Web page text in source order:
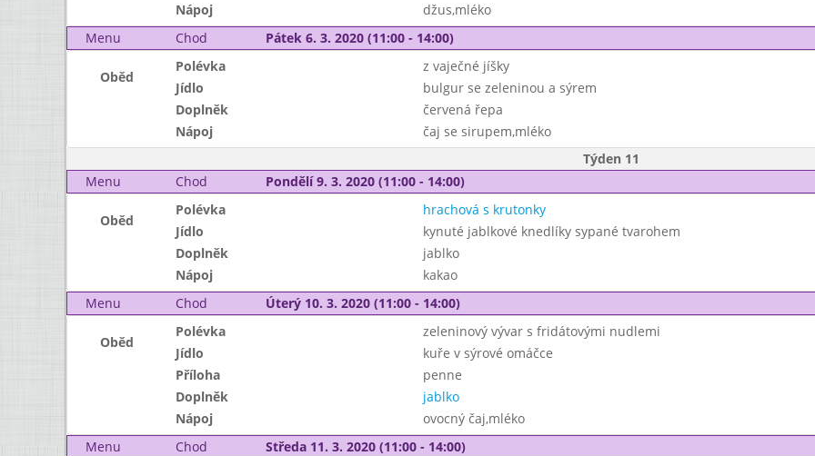
Nápoj
džus,mléko
Menu
Chod Pátek 6. 3. 2020 (11:00 - 14:00)
Oběd
Polévka
z vaječné jíšky
Jídlo
bulgur se zeleninou a sýrem
Doplněk
červená řepa
Nápoj
čaj se sirupem,mléko
Týden 11
Menu
Chod Pondělí 9. 3. 2020 (11:00 - 14:00)
Oběd
Polévka
hrachová s krutonky
Jídlo
kynuté jablkové knedlíky sypané tvarohem
Doplněk
jablko
Nápoj
kakao
Menu
Chod Úterý 10. 3. 2020 (11:00 - 14:00)
Oběd
Polévka
zeleninový vývar s fridátovými nudlemi
Jídlo
kuře v sýrové omáčce
Příloha
penne
Doplněk
jablko
Nápoj
ovocný čaj,mléko
Menu
Chod Středa 11. 3. 2020 (11:00 - 14:00)